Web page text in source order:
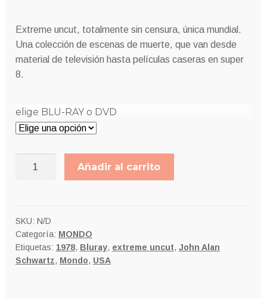
precios:
desde
Extreme uncut, totalmente sin censura, única mundial.
Una colección de escenas de muerte, que van desde
material de televisión hasta películas caseras en super
8.
elige BLU-RAY o DVD
ROSTROS
uncut"
cantidad
Añadir al carrito
SKU: N/D
Categoría: MONDO
Etiquetas: 1978, Bluray, extreme uncut, John Alan
Schwartz, Mondo, USA